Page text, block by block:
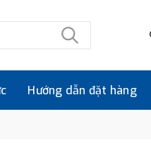
Hướng dẫn đặt hàng